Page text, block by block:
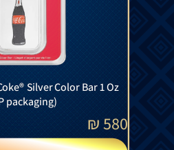
Silver Color Bar 1 Oz
packaging)
580
₪